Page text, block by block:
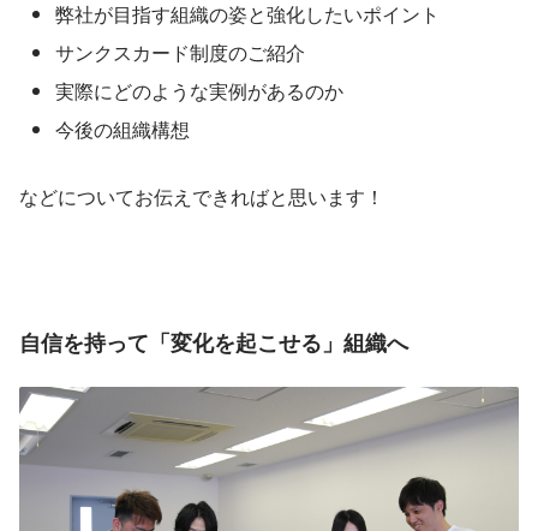
弊社が目指す組織の姿と強化したいポイント
サンクスカード制度のご紹介
実際にどのような実例があるのか
今後の組織構想
などについてお伝えできればと思います！
自信を持って「変化を起こせる」組織へ